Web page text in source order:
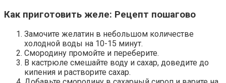
Как приготовить желе: Рецепт пошагово
Замочите желатин в небольшом количестве
холодной воды на 10-15 минут.
Смородину промойте и переберите.
В кастрюле смешайте воду и сахар, доведите до
кипения и растворите сахар.